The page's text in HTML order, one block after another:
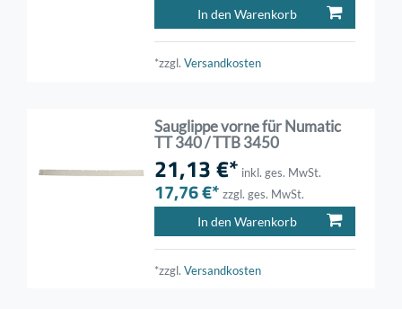
In den Warenkorb
*zzgl.Versandkosten
Sauglippe vorne für Numatic
TT 340 / TTB 3450
21,13 €* inkl. ges. MwSt.
17,76 €* zzgl. ges. MwSt.
In den Warenkorb
*zzgl.Versandkosten